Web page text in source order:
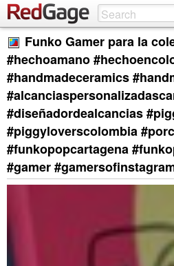
Funko Gamer para la
#hechoamano
#handmadeceramics
#diseñadordealcancias
#piggyloverscolombia
#funkopopcartagena
#gamer